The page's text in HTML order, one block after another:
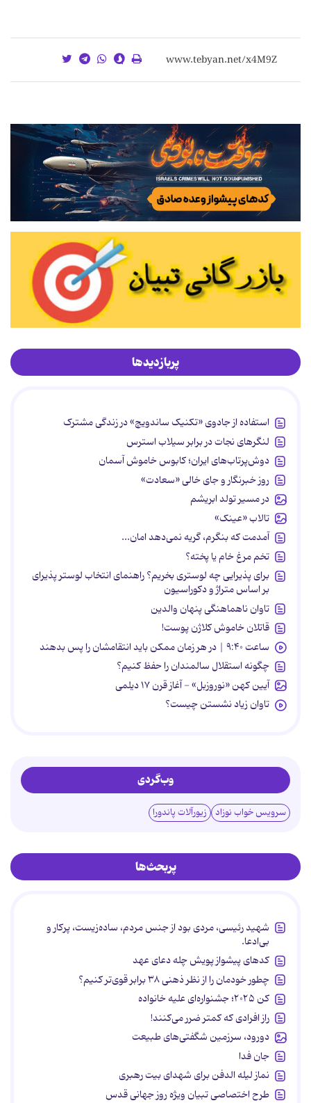
پربازدیدها
استفاده از جادوی «تکنیک ساندویچ» در زندگی مشترک
لنگرهای نجات در برابر سیلاب استرس
دوش‌پرتاب‌های ایران؛ کابوس خاموش آسمان
روز خبرنگار و جای خالی «سعادت»
در مسیر تولد ابریشم
تالاب «عینک»
آمدمت که بنگرم، گریه نمی‌دهد امان...
تخم مرغ خام یا پخته؟
برای پذیرایی چه لوستری بخریم؟ راهنمای انتخاب لوستر پذیرای
بر اساس متراژ و دکوراسیون
تاوان ناهماهنگی پنهان والدین
قاتلان خاموش کلاژن پوست!
ساعت ۹:۴۰ | در هر زمان ممکن باید انتقامشان را پس بدهند
چگونه استقلال سالمندان را حفظ کنیم؟
آیین کهن «نوروزبل» - آغاز قرن ۱۷ دیلمی
تاوان زیاد نشستن چیست؟
وب‌گردی
سرویس خواب نوزاد زیورآلات پاندورا
پربحث‌ها
شهید رئیسی، مردی بود از جنس مردم، ساده‌زیست، پرکار و
بی‌ادعا.
کدهای پیشواز پویش چله دعای عهد
چطور خودمان را از نظر ذهنی ۳۸ برابر قوی‌تر کنیم؟
کن ۲۰۲۵؛ جشنواره‌ای علیه خانواده
راز افرادی که کمتر ضرر می‌کنند!
دورود، سرزمین شگفتی‌های طبیعت
جان فدا
نماز لیله الدفن برای شهدای بیت رهبری
طرح اختصاصی تبیان ویژه روز جهانی قدس